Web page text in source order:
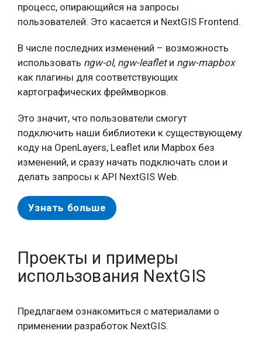
процесс, опирающийся на запросы
пользователей. Это касается и NextGIS Frontend.
В числе последних изменений – возможность
использовать ngw-ol, ngw-leafletи ngw-mapbox
как плагины для соответствующих
картографических фреймворков.
Это значит, что пользователи смогут
подключить наши библиотеки к существующему
коду на OpenLayers, Leaflet или Mapbox без
изменений, и сразу начать подключать слои и
делать запросы к API NextGIS Web.
Узнать больше
Проекты и примеры
использования NextGIS
Предлагаем ознакомиться с материалами о
применении разработок NextGIS.